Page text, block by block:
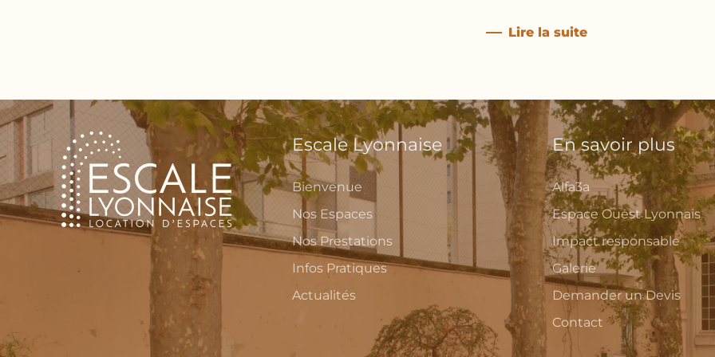
Lire la suite
Escale Lyonnaise
Bienvenue
Nos Espaces
Nos Prestations
Infos Pratiques
Actualités
En savoir plus
Alfa3a
Espace Ouest Lyonnais
Impact responsable
Galerie
Demander un Devis
Contact